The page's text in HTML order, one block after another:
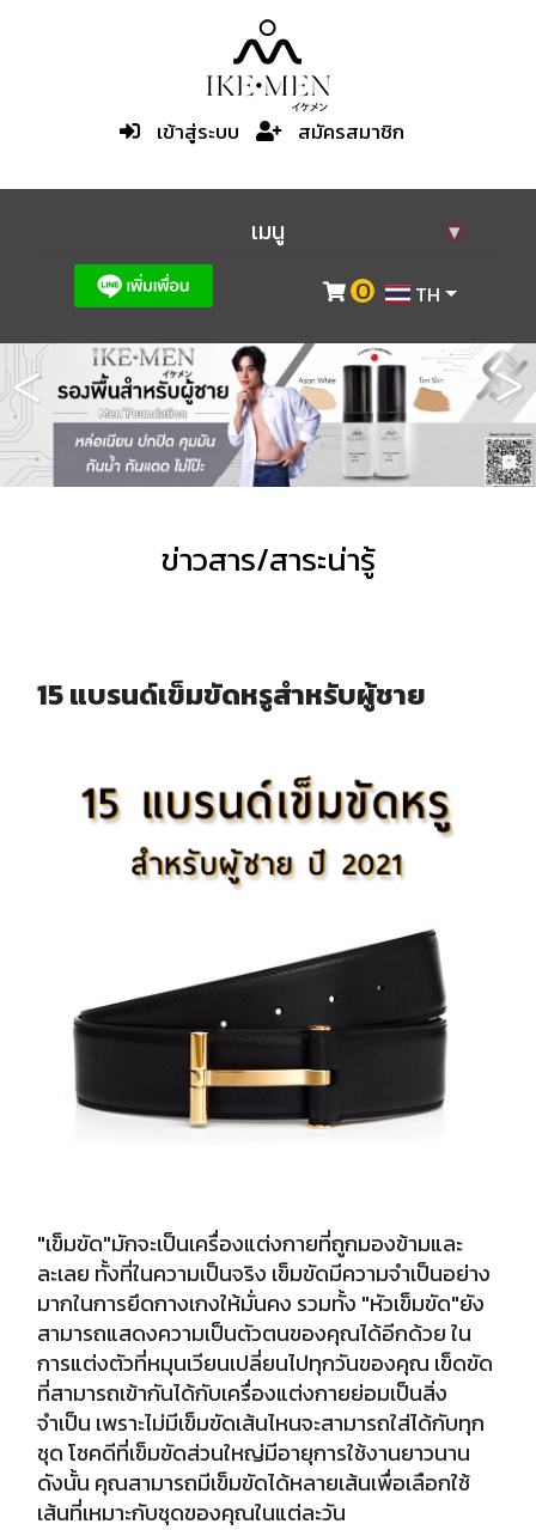
เข้าสู่ระบบ สมัครสมาชิก
เมนู ▾
0 TH
< >
ข่าวสาร/สาระน่ารู้
15 แบรนด์เข็มขัดหรูสำหรับผู้ชาย
"เข็มขัด"มักจะเป็นเครื่องแต่งกายที่ถูกมองข้ามและ
ละเลย ทั้งที่ในความเป็นจริง เข็มขัดมีความจำเป็นอย่าง
มากในการยึดกางเกงให้มั่นคง รวมทั้ง "หัวเข็มขัด"ยัง
สามารถแสดงความเป็นตัวตนของคุณได้อีกด้วยใน
การแต่งตัวที่หมุนเวียนเปลี่ยนไปทุกวันของคุณ เข็ดขัด
ที่สามารถเข้ากันได้กับเครื่องแต่งกายย่อมเป็นสิ่ง
จำเป็น เพราะไม่มีเข็มขัดเส้นไหนจะสามารถใส่ได้กับทุก
ชุด โชคดีที่เข็มขัดส่วนใหญ่มีอายุการใช้งานยาวนาน
ดังนั้น คุณสามารถมีเข็มขัดได้หลายเส้นเพื่อเลือกใช้
เส้นที่เหมาะกับชุดของคุณในแต่ละวัน